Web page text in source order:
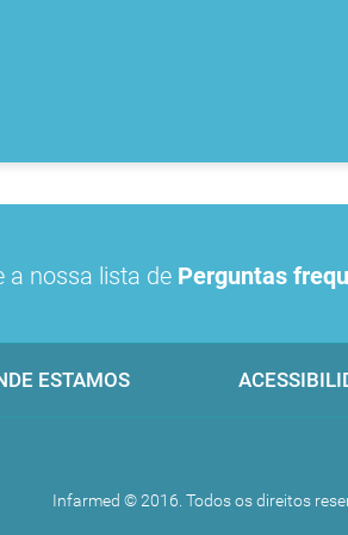
a nossa lista de Perguntas
ESTAMOS
Infarmed © 2016. Todos os direitos